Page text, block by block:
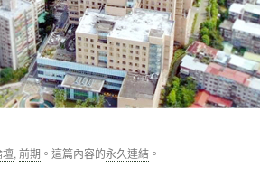
壇, 前期 。這篇內容的永久連結 。